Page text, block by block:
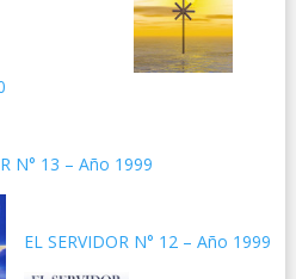
N° 13 – Año 1999
EL SERVIDOR N° 12 – Año 1999